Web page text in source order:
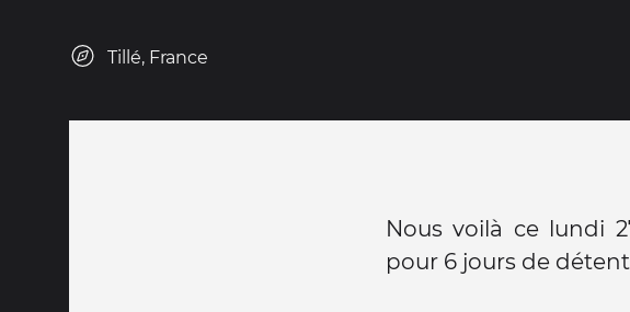
Tillé, France
Nous voilà ce lundi
pour 6 jours de